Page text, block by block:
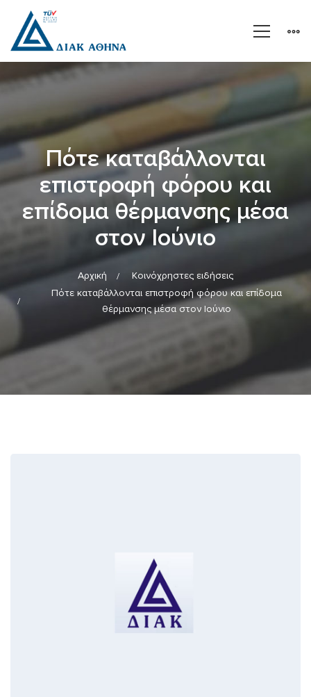
Πότε καταβάλλονται
επιστροφή φόρου και
επίδομα θέρμανσης μέσα
στον Ιούνιο
Αρχική
Κοινόχρηστες ειδήσεις
Πότε καταβάλλονται επιστροφή φόρου και επίδομα
θέρμανσης μέσα στον Ιούνιο